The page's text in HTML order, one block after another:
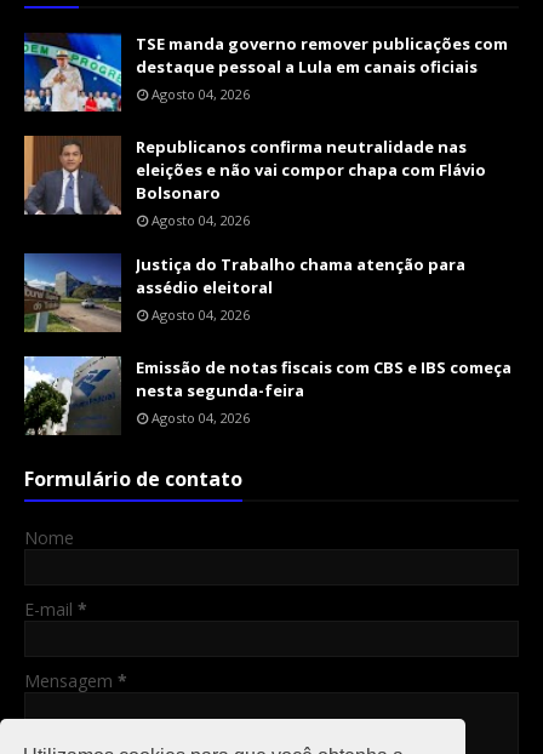
TSE manda governo remover publicações com
destaque pessoal a Lula em canais oficiais
Agosto 04, 2026
Republicanos confirma neutralidade nas
eleições e não vai compor chapa com Flávio
Bolsonaro
Agosto 04, 2026
Justiça do Trabalho chama atenção para
assédio eleitoral
Agosto 04, 2026
Emissão de notas fiscais com CBS e IBS começa
nesta segunda-feira
Agosto 04, 2026
Formulário de contato
Nome
E-mail *
Mensagem *